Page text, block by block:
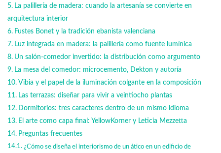
La palillería de madera: cuando la artesanía se convierte en
arquitectura interior
Fustes Bonet y la tradición ebanista valenciana
Luz integrada en madera: la palillería como fuente lumínica
Un salón-comedor invertido: la distribución como argumento
La mesa del comedor: microcemento, Dekton y autoría
Vibia y el papel de la iluminación colgante en la composición
Las terrazas: diseñar para vivir a veintiocho plantas
Dormitorios: tres caracteres dentro de un mismo idioma
El arte como capa final: YellowKorner y Leticia Mezzetta
Preguntas frecuentes
¿Cómo se diseña el interiorismo de un ático en un edificio de